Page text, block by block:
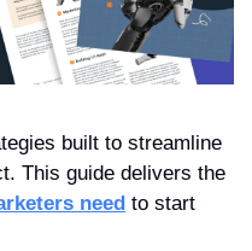
built to streamline
need to start